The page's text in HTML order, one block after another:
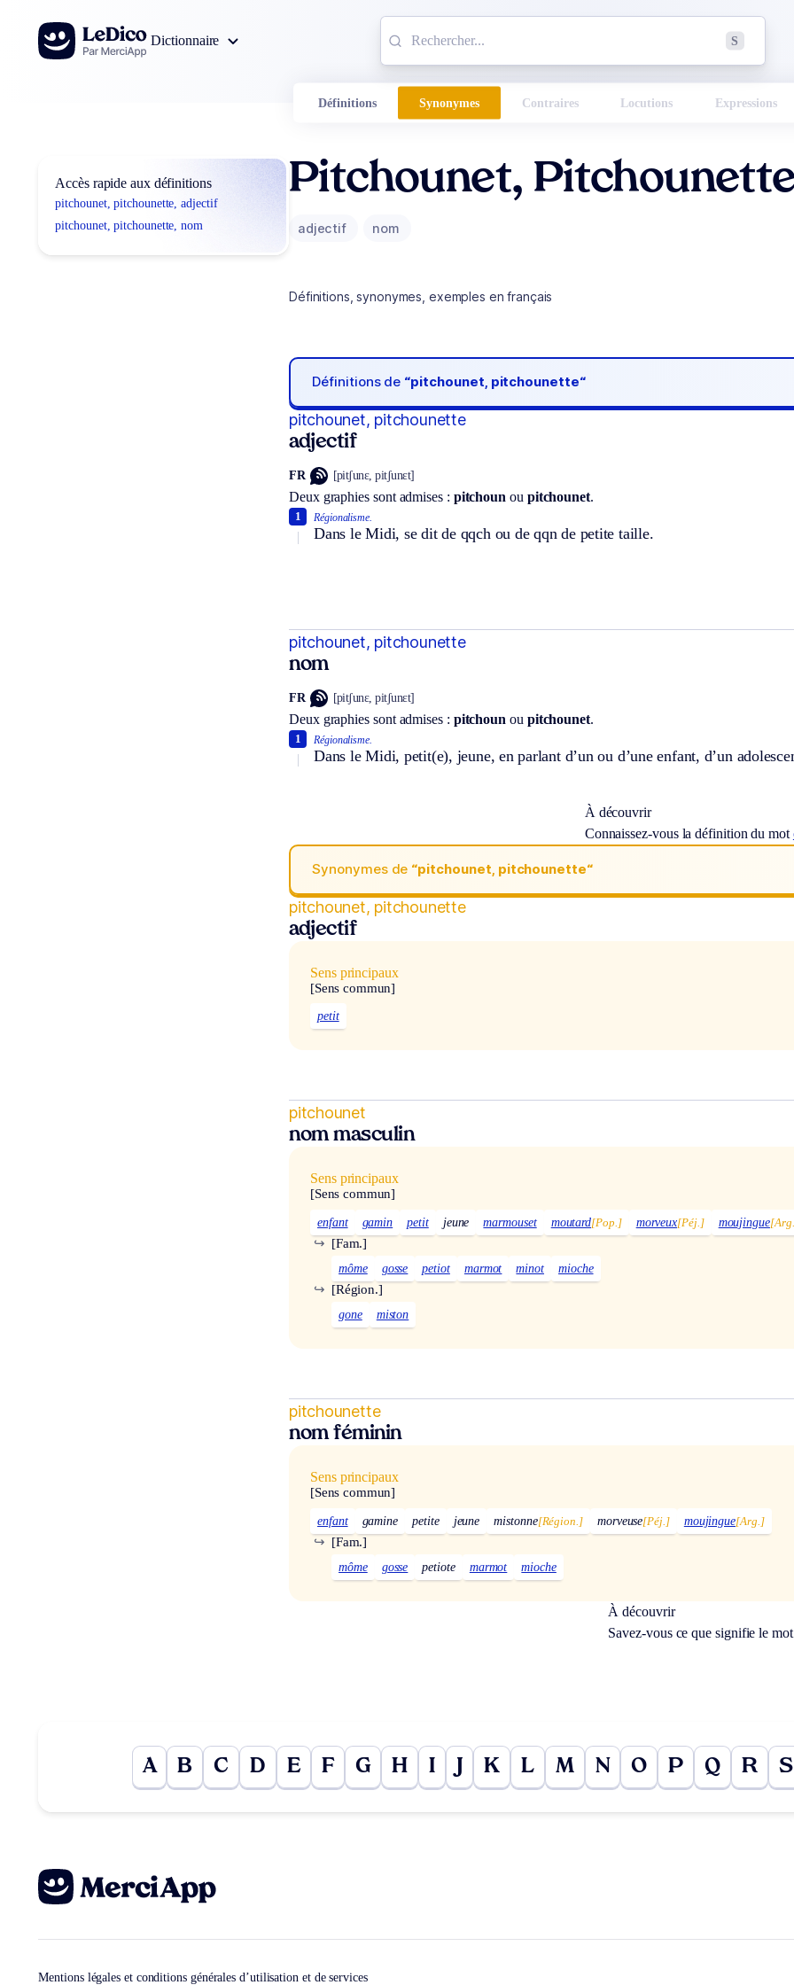
Aller au contenu
Dictionnaire
S
Définitions Synonymes Contraires Locutions Expressions
Accès rapide aux définitions
pitchounet, pitchounette, adjectif
pitchounet, pitchounette, nom
Pitchounet,
adjectif nom
Définitions, synonymes, exemples en français
Définitions de “pitchounet, pitchounette“
pitchounet, pitchounette
adjectif
FR [pitʃunɛ, pitʃunɛt]
Deux graphies sont admises : pitchounou pitchounet.
Régionalisme.
Dans le Midi, se dit de qqch ou de qqn de petite taille.
1
pitchounet, pitchounette
nom
FR [pitʃunɛ, pitʃunɛt]
Deux graphies sont admises : pitchounou pitchounet.
Régionalisme.
Dans le Midi, petit(e), jeune, en parlant d’un ou d’une enfant, d’un
1
À découvrir
Connaissez-vous la définition du mot
Synonymes de “pitchounet, pitchounette“
pitchounet, pitchounette
adjectif
Sens principaux
[Sens commun]
petit
pitchounet
nom masculin
Sens principaux
[Sens commun]
enfant gamin petit jeune marmouset moutard[Pop.] morveux[Péj.] moujingue
[Fam.]
↪
môme gosse petiot marmot minot mioche
[Région.]
↪
gone miston
pitchounette
nom féminin
Sens principaux
[Sens commun]
enfant gamine petite jeune mistonne[Région.] morveuse[Péj.] moujingue[Arg.]
[Fam.]
↪
môme gosse petiote marmot mioche
À découvrir
Savez-vous ce que signifie le
A B C D E F G H I J K L M N O P Q R S
Mentions légales et conditions générales d’utilisation et de services